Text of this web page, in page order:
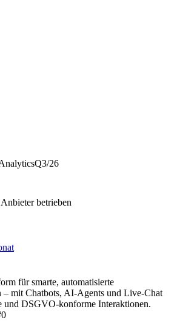
Q3/26
betrieben
für smarte, automatisierte
mit Chatbots, AI-Agents und Live-Chat
und DSGVO-konforme Interaktionen.